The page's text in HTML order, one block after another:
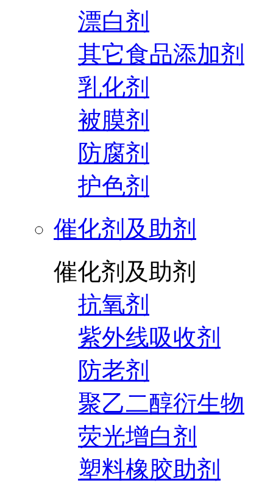
漂白剂
其它食品添加剂
乳化剂
被膜剂
防腐剂
护色剂
催化剂及助剂
催化剂及助剂
抗氧剂
紫外线吸收剂
防老剂
聚乙二醇衍生物
荧光增白剂
塑料橡胶助剂